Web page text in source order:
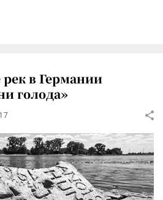
в Германии
голода»
17